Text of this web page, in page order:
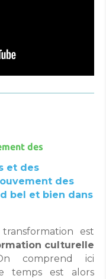
des
et des
des
bel et bien dans
est
culturelle
comprend ici
temps est alors